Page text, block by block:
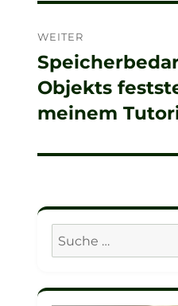
WEITER
Nächster
Beitrag:
Objekts
meinem
Suche
nach: